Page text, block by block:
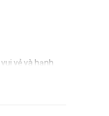
vẻ và hạnh